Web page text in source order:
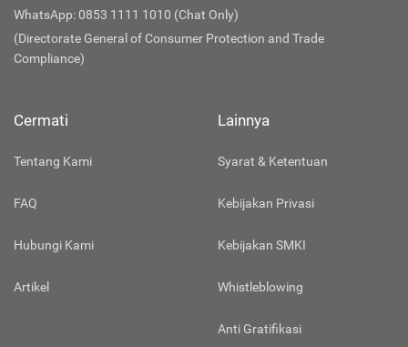
WhatsApp: 0853 1111 1010 (Chat Only)
(Directorate General of Consumer Protection and Trade
Compliance)
Cermati
Tentang Kami
FAQ
Hubungi Kami
Artikel
Lainnya
Syarat & Ketentuan
Kebijakan Privasi
Kebijakan SMKI
Whistleblowing
Anti Gratifikasi